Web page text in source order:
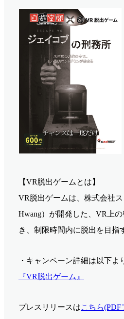
【VR脱出ゲームとは】
VR脱出ゲームは、株式会社
Hwang）が開発した、VR上
き、制限時間内に脱出を目指
・キャンペーン詳細は以下よ
『VR脱出ゲーム』
プレスリリースはこちら